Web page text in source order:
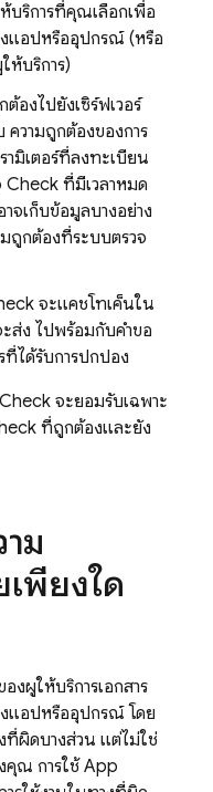
ริการที่คุณเลือกเพื่อ
งแอปหรืออุปกรณ์ (หรือ
ห้บริการ)
องไปยังเซิร์ฟเวอร์
ความถูกต้องของการ
ามิเตอร์ที่ลงทะเบียน
Check ที่มีเวลาหมด
จเก็บข้อมูลบางอย่าง
มถูกต้องที่ระบบตรวจ
จะแคชโทเค็นใน
ง ไปพร้อมกับคำขอ
ได้รับการปกป้อง
จะยอมรับเฉพาะ
ที่ถูกต้องและยัง
ม
พียงใด
งผู้ให้บริการเอกสาร
แอปหรืออุปกรณ์ โดย
ที่ผิดบางส่วน แต่ไม่ใช่
คุณ การใช้ App